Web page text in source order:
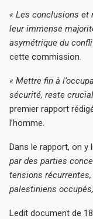
« Les conclusions et
leur immense
asymétrique du
cette commission.
« Mettre fin à
sécurité, reste
premier rapport
l’homme.
Dans le rapport, on y
par des parties
tensions
palestiniens
Ledit document de